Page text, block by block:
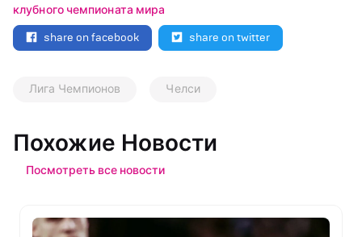
клубного чемпионата мира
share on facebook
share on twitter
Лига Чемпионов Челси
Похожие Новости
Посмотреть все новости